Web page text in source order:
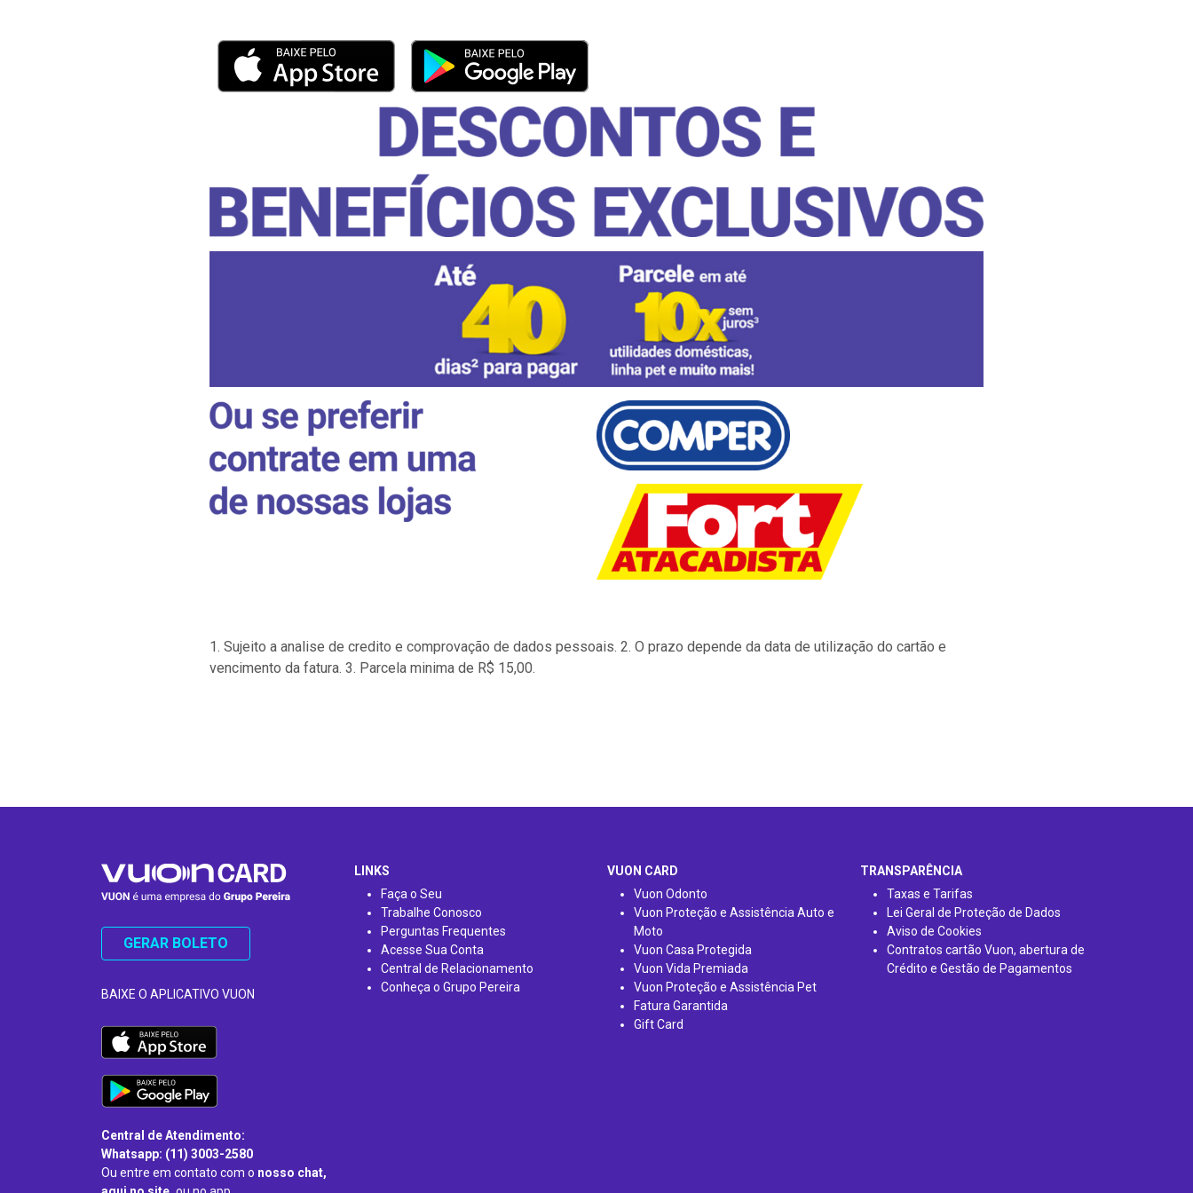
1. Sujeito a analise de credito e comprovação de dados pessoais. 2. O prazo depende da data de utilização do cartão e
vencimento da fatura. 3. Parcela minima de R$ 15,00.
GERAR BOLETO
BAIXE O APLICATIVO VUON
Central de Atendimento:
Whatsapp: (11) 3003-2580
Ou entre em contato com o nosso chat,
LINKS
Faça o Seu
Trabalhe Conosco
Perguntas Frequentes
Acesse Sua Conta
Central de Relacionamento
Conheça o Grupo Pereira
VUON CARD
Vuon Odonto
Vuon Proteção e Assistência Auto e
Moto
Vuon Casa Protegida
Vuon Vida Premiada
Vuon Proteção e Assistência Pet
Fatura Garantida
Gift Card
TRANSPARÊNCIA
Taxas e Tarifas
Lei Geral de Proteção de Dados
Aviso de Cookies
Contratos cartão Vuon, abertura de
Crédito e Gestão de Pagamentos